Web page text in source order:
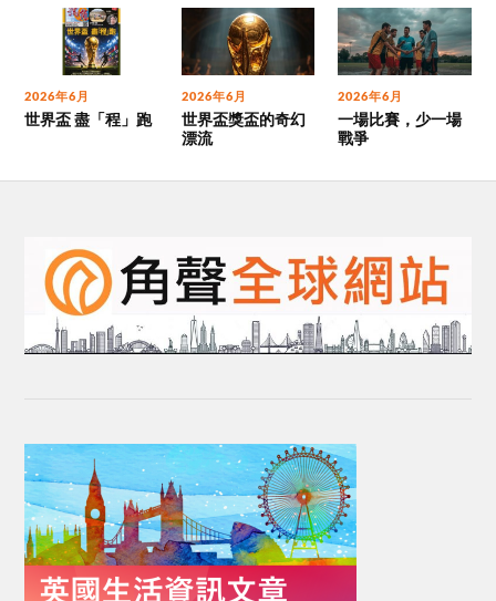
2026年6月
世界盃 盡「程」跑
2026年6月
世界盃獎盃的奇幻
漂流
2026年6月
一場比賽，少一場
戰爭